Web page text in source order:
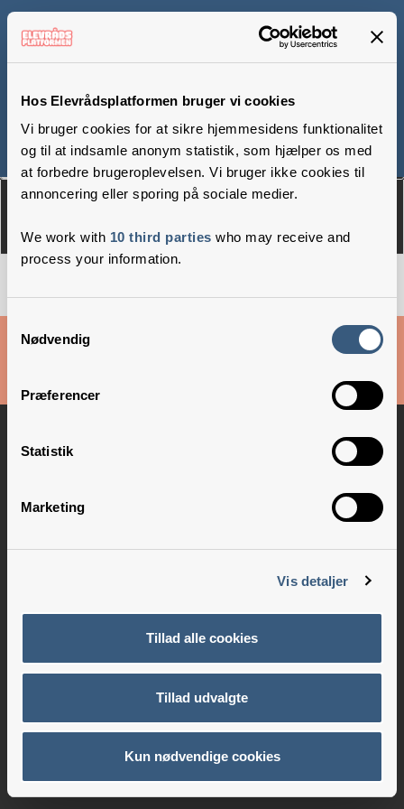
Hos Elevrådsplatformen bruger vi cookies
Vi bruger cookies for at sikre hjemmesidens funktionalitet
og til at indsamle anonym statistik, som hjælper os med
at forbedre brugeroplevelsen. Vi bruger ikke cookies til
annoncering eller sporing på sociale medier.
We work with 10 third parties who may receive and
process your information.
Samtykkevalg
Nødvendig
Præferencer
Statistik
Marketing
Vis detaljer
Tillad alle cookies
Tillad udvalgte
Kun nødvendige cookies
(Slagelse)
Om Medlemmer
Danske Skoleelever